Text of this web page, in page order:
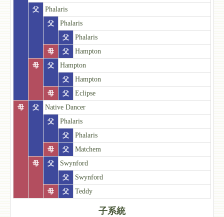
父
Phalaris
父
Phalaris
父
Phalaris
母
父
Hampton
母
父
Hampton
父
Hampton
母
父
Eclipse
母
父
Native Dancer
父
Phalaris
父
Phalaris
母
父
Matchem
母
父
Swynford
父
Swynford
母
父 Teddy
子系統